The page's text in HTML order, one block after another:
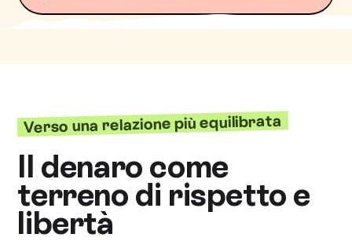
Verso una relazione più equilibrata
Il denaro come
terreno di rispetto e
libertà